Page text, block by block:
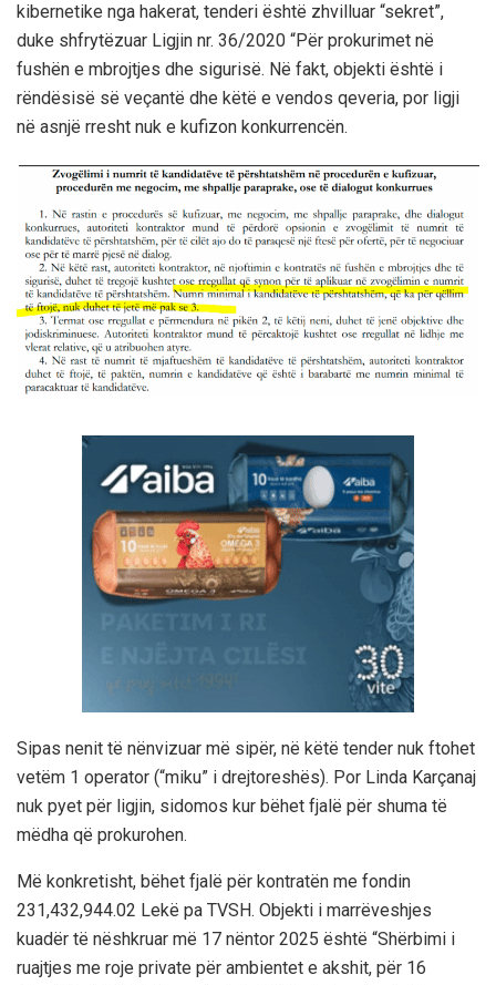
kibernetike nga hakerat, tenderi është zhvilluar “sekret”,
duke shfrytëzuar Ligjin nr. 36/2020 “Për prokurimet në
fushën e mbrojtjes dhe sigurisë. Në fakt, objekti është i
rëndësisë së veçantë dhe këtë e vendos qeveria, por ligji
në asnjë rresht nuk e kufizon konkurrencën.
Sipas nenit të nënvizuar më sipër, në këtë tender nuk ftohet
vetëm 1 operator (“miku” i drejtoreshës). Por Linda Karçanaj
nuk pyet për ligjin, sidomos kur bëhet fjalë për shuma të
mëdha që prokurohen.
Më konkretisht, bëhet fjalë për kontratën me fondin
231,432,944.02 Lekë pa TVSH. Objekti i marrëveshjes
kuadër të nëshkruar më 17 nëntor 2025 është “Shërbimi i
ruajtjes me roje private për ambientet e akshit, për 16